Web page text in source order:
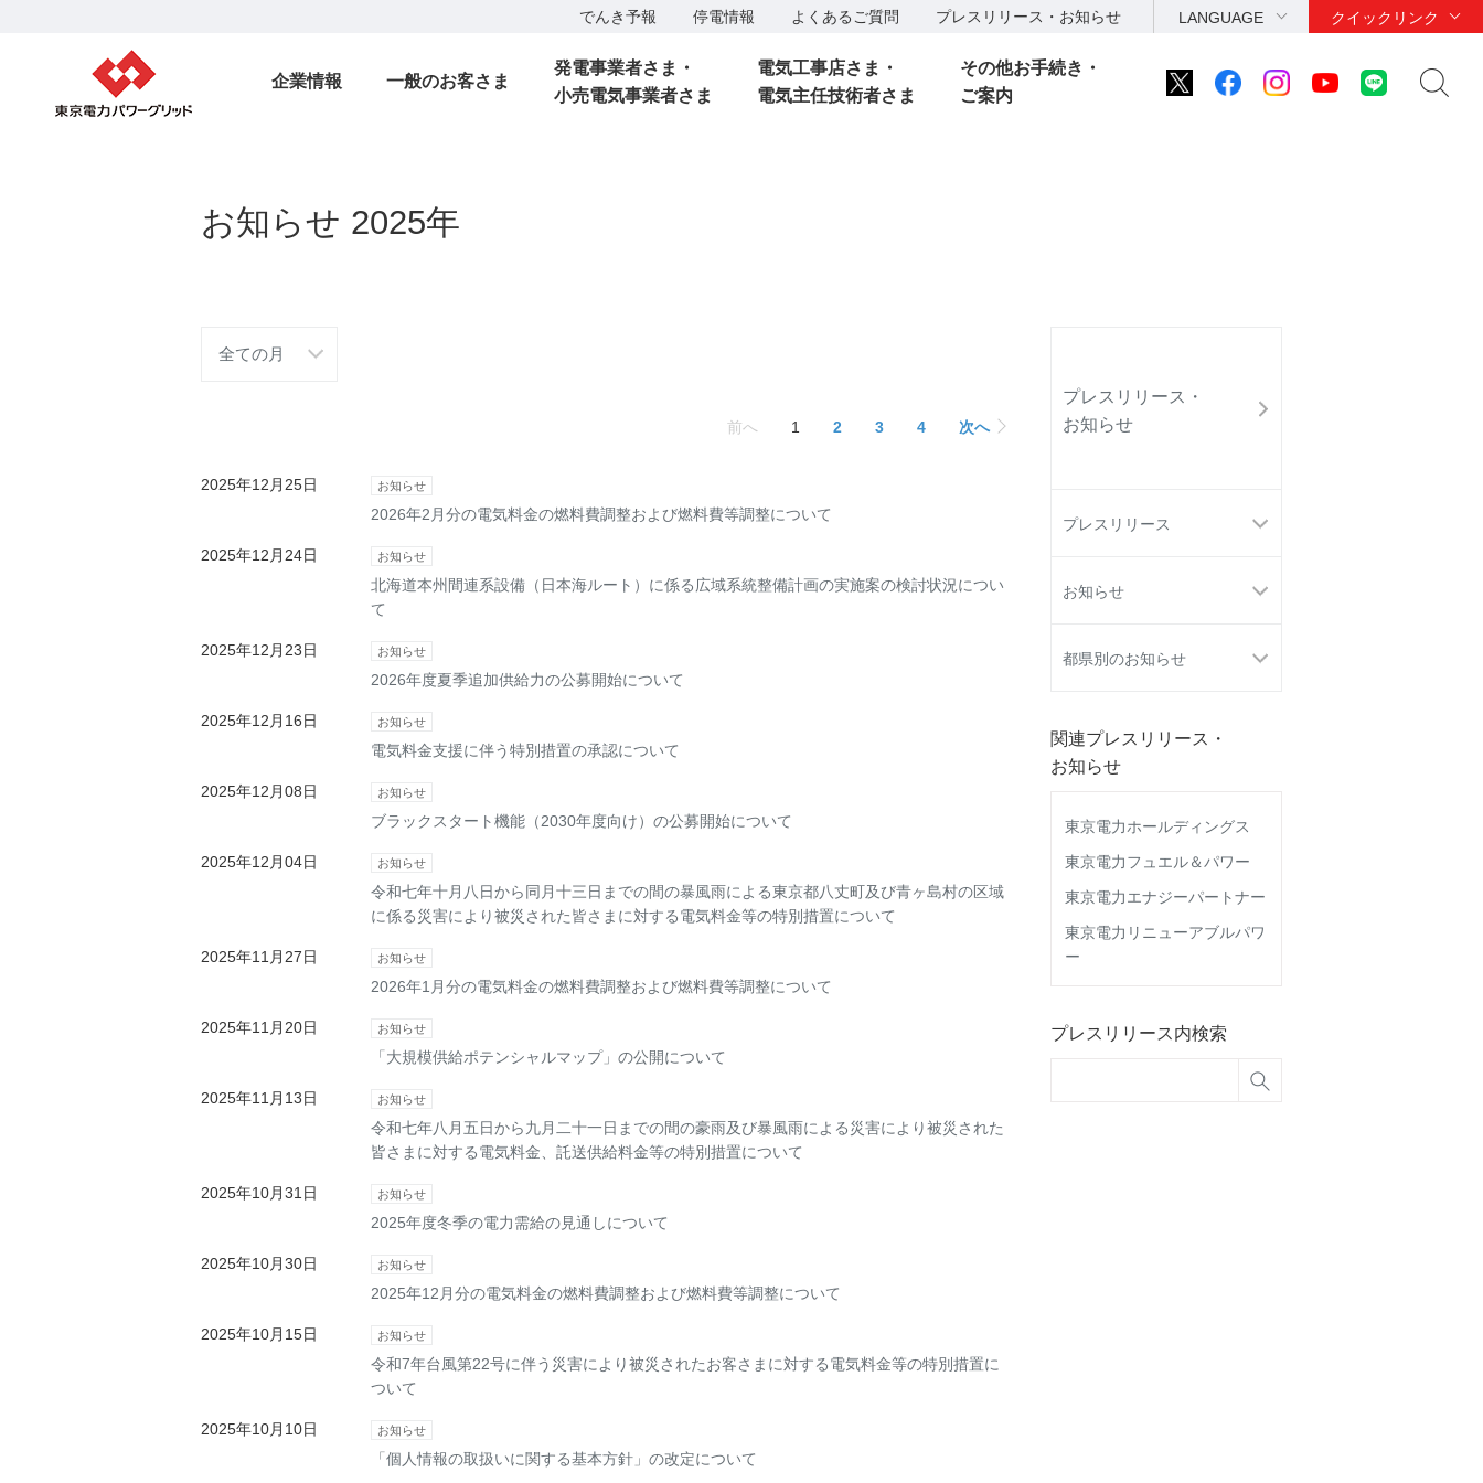
でんき予報 停電情報 よくあるご質問 プレスリリース・お知らせ LANGUAGE クイックリンク
企業情報 一般のお客さま
発電事業者さま・
小売電気事業者さま
電気工事店さま・
電気主任技術者さま
その他お手続き・
ご案内
プレスリリース・
お知らせ
プレスリリース
お知らせ
都県別のお知らせ
関連プレスリリース・
お知らせ
東京電力ホールディングス
東京電力フュエル＆パワー
東京電力エナジーパートナー
東京電力リニューアブルパワ
ー
プレスリリース内検索
お知らせ 2025年
前へ 1 2 3 4 次へ
2025年12月25日 お知らせ
2026年2月分の電気料金の燃料費調整および燃料費等調整について
2025年12月24日 お知らせ
北海道本州間連系設備（日本海ルート）に係る広域系統整備計画の実施案の検討状況につい
て
2025年12月23日 お知らせ
2026年度夏季追加供給力の公募開始について
2025年12月16日 お知らせ
電気料金支援に伴う特別措置の承認について
2025年12月08日 お知らせ
ブラックスタート機能（2030年度向け）の公募開始について
2025年12月04日 お知らせ
令和七年十月八日から同月十三日までの間の暴風雨による東京都八丈町及び青ヶ島村の区域
に係る災害により被災された皆さまに対する電気料金等の特別措置について
2025年11月27日 お知らせ
2026年1月分の電気料金の燃料費調整および燃料費等調整について
2025年11月20日 お知らせ
「大規模供給ポテンシャルマップ」の公開について
2025年11月13日 お知らせ
令和七年八月五日から九月二十一日までの間の豪雨及び暴風雨による災害により被災された
皆さまに対する電気料金、託送供給料金等の特別措置について
2025年10月31日 お知らせ
2025年度冬季の電力需給の見通しについて
2025年10月30日 お知らせ
2025年12月分の電気料金の燃料費調整および燃料費等調整について
2025年10月15日 お知らせ
令和7年台風第22号に伴う災害により被災されたお客さまに対する電気料金等の特別措置に
ついて
2025年10月10日 お知らせ
「個人情報の取扱いに関する基本方針」の改定について